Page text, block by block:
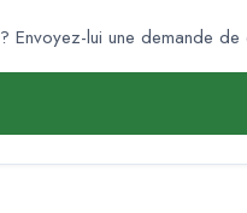
? Envoyez-lui une demande de